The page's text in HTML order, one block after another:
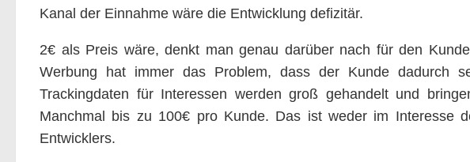
Kanal der Einnahme wäre die Entwicklung defizitär.
2€ als Preis wäre, denkt man genau darüber nach für den
Werbung hat immer das Problem, dass der Kunde dadurch
Trackingdaten für Interessen werden groß gehandelt und
Manchmal bis zu 100€ pro Kunde. Das ist weder im Interesse
Entwicklers.